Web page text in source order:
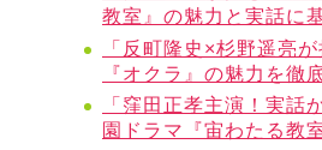
教室』の魅力と実話に
「反町隆史×杉野遥亮
『オクラ』の魅力を徹
「窪田正孝主演！実話
園ドラマ『宙わたる教